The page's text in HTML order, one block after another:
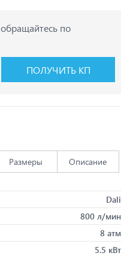
обращайтесь по
ПОЛУЧИТЬ КП
Размеры Описание
Dali
800 л/мин
8 атм
5.5 кВт